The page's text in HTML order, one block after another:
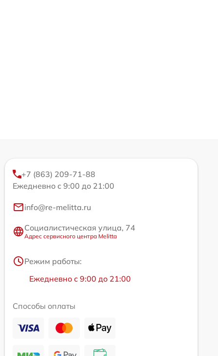
+7 (863) 209-71-88
Ежедневно с 9:00 до 21:00
info@re-melitta.ru
Социалистическая улица, 74
Адрес сервисного центра Melitta
Режим работы:
Ежедневно с 9:00 до 21:00
Способы оплаты